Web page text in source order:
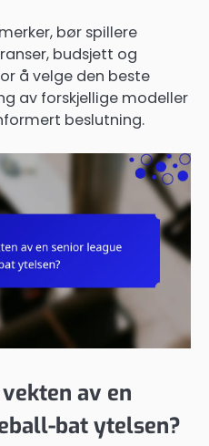
bør spillere
budsjett og
å velge den beste
av forskjellige modeller
beslutning.
av en
bat ytelsen?